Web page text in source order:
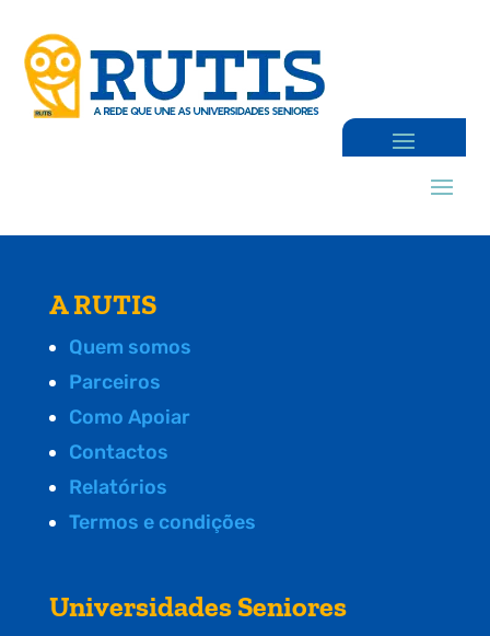
A RUTIS
Quem somos
Parceiros
Como Apoiar
Contactos
Relatórios
Termos e condições
Universidades Seniores